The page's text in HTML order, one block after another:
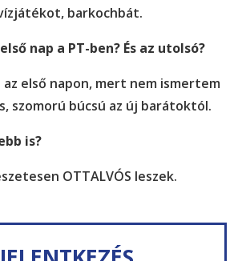
barkochbát.
nap a PT-ben? És az utolsó?
az első napon, mert nem ismertem
szomorú búcsú az új barátoktól.
is?
OTTALVÓS leszek.